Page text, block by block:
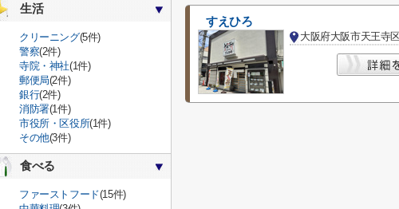
すえひろ
生活
クリーニング(5件)
警察(2件)
寺院・神社(1件)
郵便局(2件)
銀行(2件)
消防署(1件)
市役所・区役所(1件)
その他(3件)
食べる
ファーストフード(15件)